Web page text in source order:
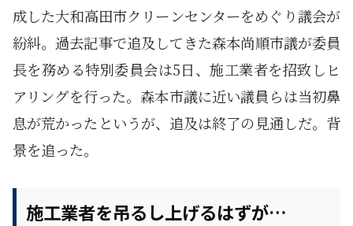
成した大和高田市クリーンセンターをめぐり議会が
紛糾。過去記事で追及してきた森本尚順市議が委員
長を務める特別委員会は5日、施工業者を招致しヒ
アリングを行った。森本市議に近い議員らは当初鼻
息が荒かったというが、追及は終了の見通しだ。背
景を追った。
施工業者を吊るし上げるはずが…